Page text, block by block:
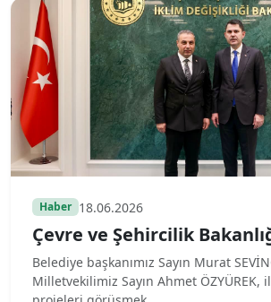
Haber 18.06.2026
Çevre ve Şehircilik
Belediye başkanımız Sayın Murat
Milletvekilimiz Sayın Ahmet ÖZYÜREK,